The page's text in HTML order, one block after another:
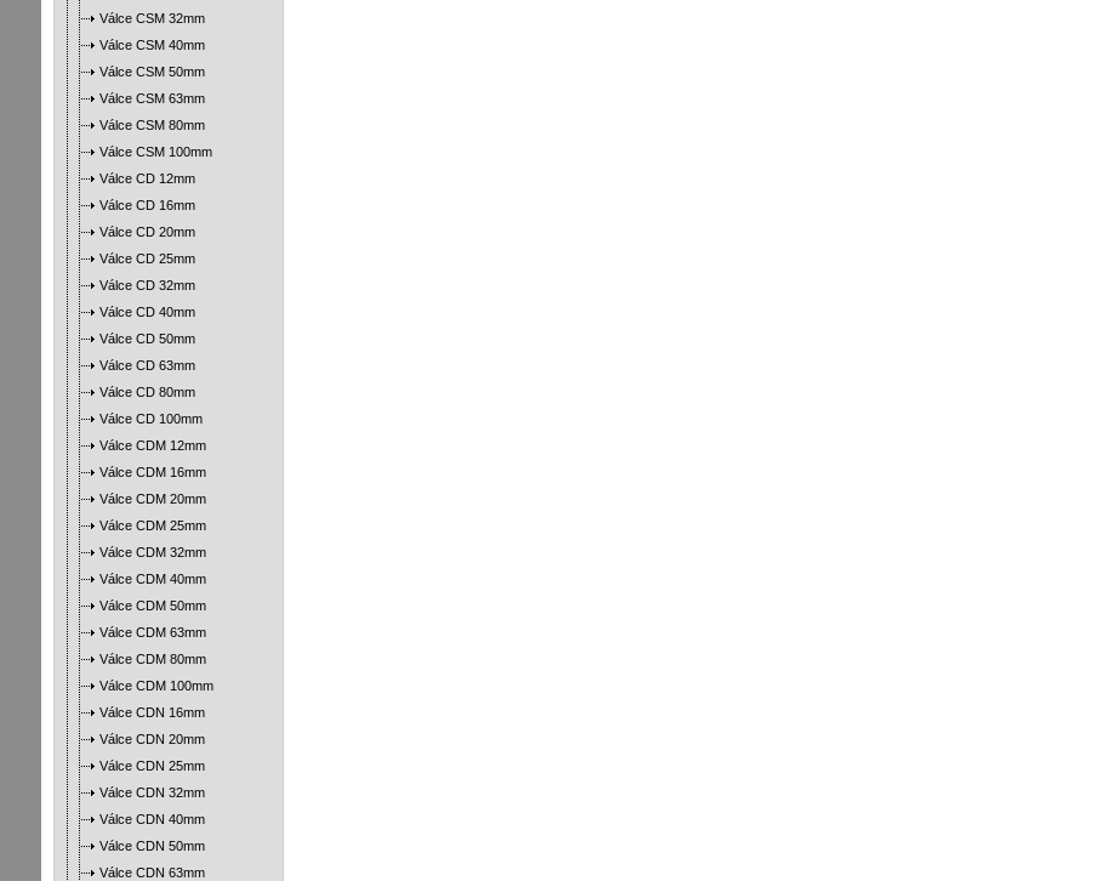
Válce CSM 32mm
Válce CSM 40mm
Válce CSM 50mm
Válce CSM 63mm
Válce CSM 80mm
Válce CSM 100mm
Válce CD 12mm
Válce CD 16mm
Válce CD 20mm
Válce CD 25mm
Válce CD 32mm
Válce CD 40mm
Válce CD 50mm
Válce CD 63mm
Válce CD 80mm
Válce CD 100mm
Válce CDM 12mm
Válce CDM 16mm
Válce CDM 20mm
Válce CDM 25mm
Válce CDM 32mm
Válce CDM 40mm
Válce CDM 50mm
Válce CDM 63mm
Válce CDM 80mm
Válce CDM 100mm
Válce CDN 16mm
Válce CDN 20mm
Válce CDN 25mm
Válce CDN 32mm
Válce CDN 40mm
Válce CDN 50mm
Válce CDN 63mm